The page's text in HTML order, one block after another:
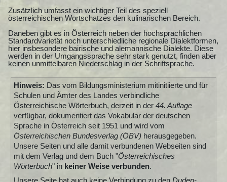
Zusätzlich umfasst ein wichtiger Teil des speziell
österreichischen Wortschatzes den kulinarischen Bereich.
Daneben gibt es in Österreich neben der hochsprachlichen
Standardvarietät noch unterschiedliche regionale Dialektformen,
hier insbesondere bairische und alemannische Dialekte. Diese
werden in der Umgangssprache sehr stark genutzt, finden aber
keinen unmittelbaren Niederschlag in der Schriftsprache.
Hinweis: Das vom Bildungsministerium mitinitiierte und für
Schulen und Ämter des Landes verbindliche
Österreichische Wörterbuch, derzeit in der 44. Auflage
verfügbar, dokumentiert das Vokabular der deutschen
Sprache in Österreich seit 1951 und wird vom
Österreichischen Bundesverlag (ÖBV) herausgegeben.
Unsere Seiten und alle damit verbundenen Webseiten sind
mit dem Verlag und dem Buch "Österreichisches
Wörterbuch" in keiner Weise verbunden.
Unsere Seite hat auch keine Verbindung zu den Duden-